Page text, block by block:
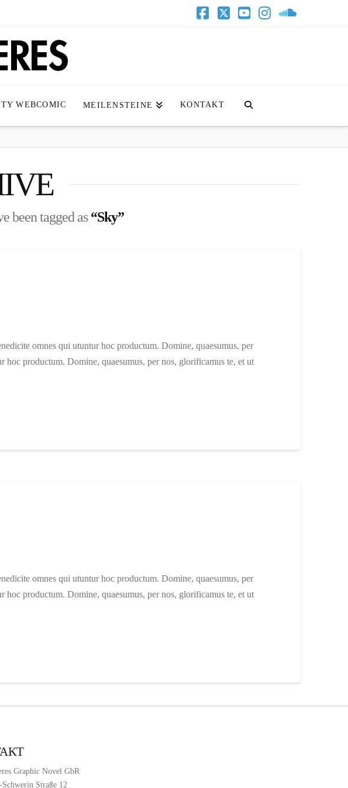
WEBCOMIC MEILENSTEINE KONTAKT
been tagged as“Sky”
omnes qui utuntur hoc productum. Domine, quaesumus, per
hoc productum. Domine, quaesumus, per nos, glorificamus te, et ut
omnes qui utuntur hoc productum. Domine, quaesumus, per
hoc productum. Domine, quaesumus, per nos, glorificamus te, et ut
Graphic Novel GbR
Straße 12